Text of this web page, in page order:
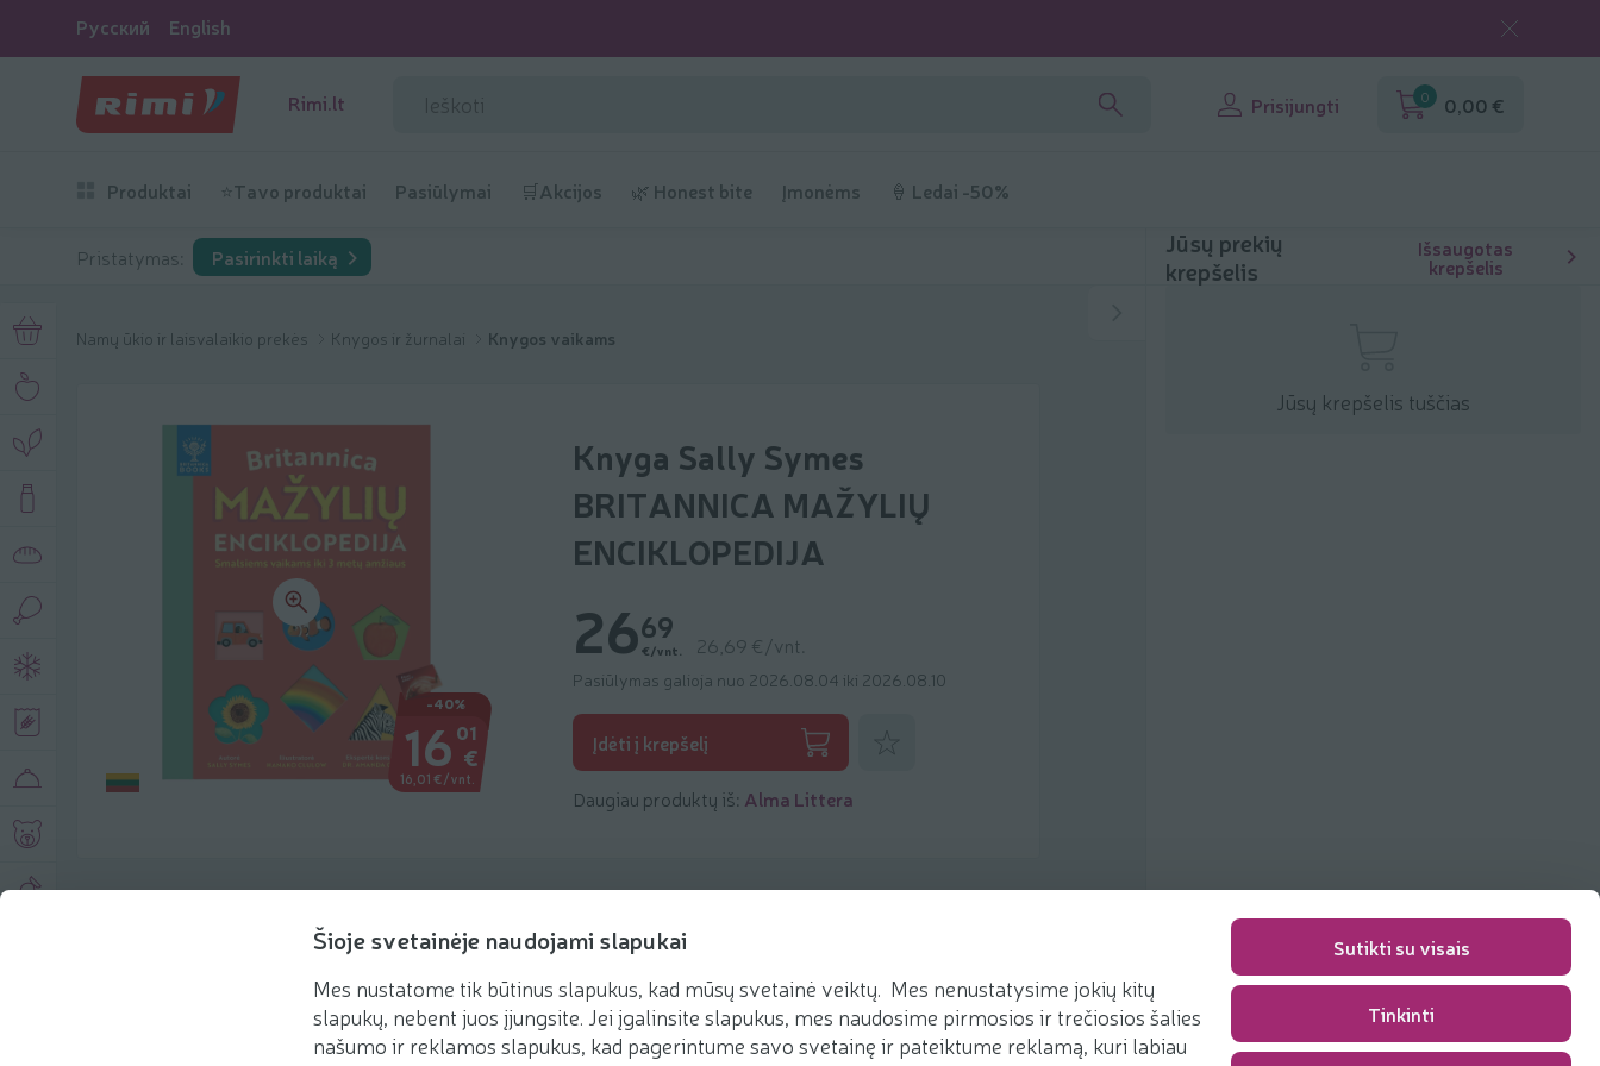
Šioje svetainėje naudojami slapukai
Mes nustatome tik būtinus slapukus, kad mūsų svetainė veiktų. Mes nenustatysime jokių kitų
slapukų, nebent juos įjungsite. Jei įgalinsite slapukus, mes naudosime pirmosios ir trečiosios šalies
našumo ir reklamos slapukus, kad pagerintume savo svetainę ir pateiktume reklamą, kuri labiau
Sutikti su visais
Tinkinti
Русский English
Rimi.lt Prisijungti 0 0,00 €
Produktai ⭐Tavo produktai Pasiūlymai 🛒Akcijos 🌿 Honest bite Įmonėms 🍦 Ledai -50%
Pristatymas: Pasirinkti laiką
Namų ūkio ir laisvalaikio prekės Knygos ir žurnalai Knygos vaikams
-40%
16 01
€
16,01 €/vnt.
Knyga Sally Symes
BRITANNICA MAŽYLIŲ
ENCIKLOPEDIJA
2669
€/vnt. 26,69 €/vnt.
Pasiūlymas galioja nuo 2026.08.04 iki 2026.08.10
Įdėti į krepšelį
Daugiau produktų iš: Alma Littera
Produkto aprašymas
Rekomenduojame
Jūsų prekių
krepšelis
Išsaugotas
krepšelis
Jūsų krepšelis tuščias
Pakavimo mokestis 0,00 €